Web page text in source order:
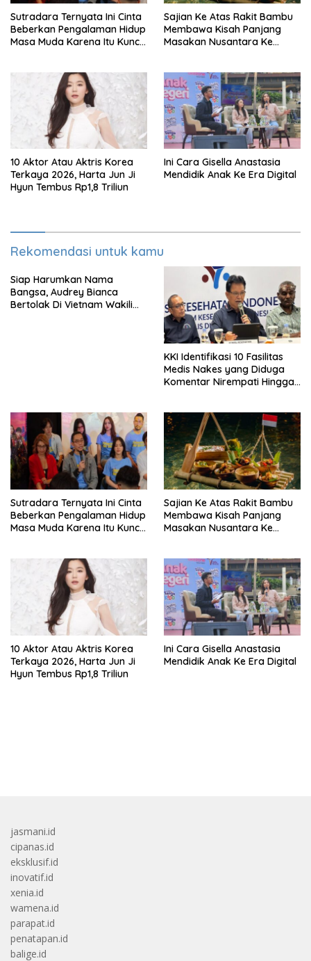
Sutradara Ternyata Ini Cinta
Beberkan Pengalaman Hidup
Masa Muda Karena Itu Kunci
Sajian Ke Atas Rakit Bambu
Membawa Kisah Panjang
Masakan Nusantara Ke
10 Aktor Atau Aktris Korea
Terkaya 2026, Harta Jun Ji
Hyun Tembus Rp1,8 Triliun
Ini Cara Gisella Anastasia
Mendidik Anak Ke Era Digital
Rekomendasi untuk kamu
Siap Harumkan Nama
Bangsa, Audrey Bianca
Bertolak Di Vietnam Wakili
KKI Identifikasi 10 Fasilitas
Medis Nakes yang Diduga
Komentar Nirempati Hingga
Sutradara Ternyata Ini Cinta
Beberkan Pengalaman Hidup
Masa Muda Karena Itu Kunci
Sajian Ke Atas Rakit Bambu
Membawa Kisah Panjang
Masakan Nusantara Ke
10 Aktor Atau Aktris Korea
Terkaya 2026, Harta Jun Ji
Hyun Tembus Rp1,8 Triliun
Ini Cara Gisella Anastasia
Mendidik Anak Ke Era Digital
jasmani.id
cipanas.id
eksklusif.id
inovatif.id
xenia.id
wamena.id
parapat.id
penatapan.id
balige.id